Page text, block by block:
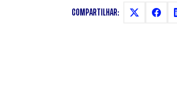
COMPARTILHAR: